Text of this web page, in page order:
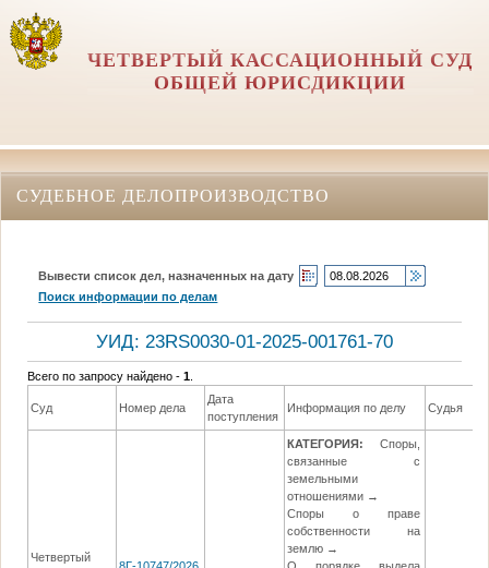
ЧЕТВЕРТЫЙ КАССАЦИОННЫЙ СУД
ОБЩЕЙ ЮРИСДИКЦИИ
СУДЕБНОЕ ДЕЛОПРОИЗВОДСТВО
Вывести список дел, назначенных на дату
Поиск информации по делам
УИД: 23RS0030-01-2025-001761-70
Всего по запросу найдено -1
Суд Номер дела
Дата
поступления
Информация по делу Судья
Четвертый
КАТЕГОРИЯ:
Споры,
связанные с
земельными
отношениями →
Споры о праве
собственности на
землю →